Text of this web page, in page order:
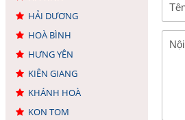
HẢI DƯƠNG
HOÀ BÌNH
HƯNG YÊN
KIÊN GIANG
KHÁNH HOÀ
KON TOM